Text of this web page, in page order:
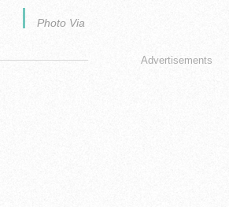
Photo Via
Advertisements